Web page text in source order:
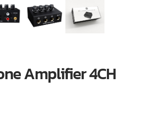
Amplifier 4CH